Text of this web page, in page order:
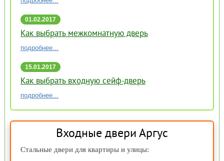
Входные двери Аргус
Стальные двери для квартиры и улицы:
01.02.2017
17:58
Как выбрать межкомнатную дверь
подробнее...
15.01.2017
15:59
Как выбрать входную сейф-дверь
подробнее...